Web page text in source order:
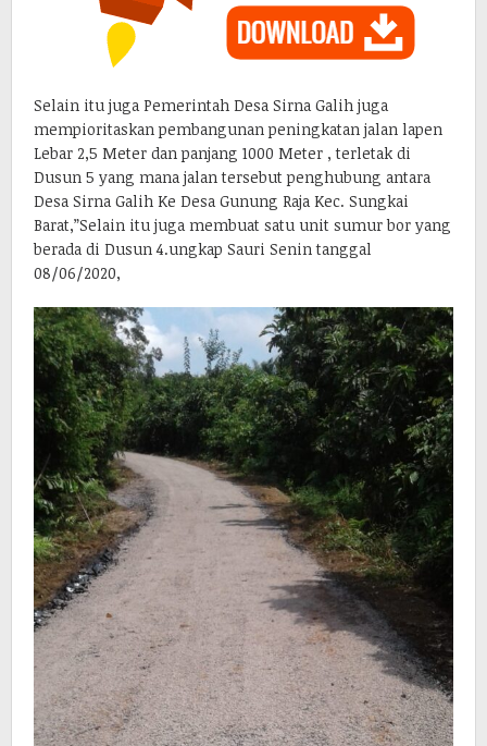
Selain itu juga Pemerintah Desa Sirna Galih juga
mempioritaskan pembangunan peningkatan jalan lapen
Lebar 2,5 Meter dan panjang 1000 Meter , terletak di
Dusun 5 yang mana jalan tersebut penghubung antara
Desa Sirna Galih Ke Desa Gunung Raja Kec. Sungkai
Barat,”Selain itu juga membuat satu unit sumur bor yang
berada di Dusun 4.ungkap Sauri Senin tanggal
08/06/2020,